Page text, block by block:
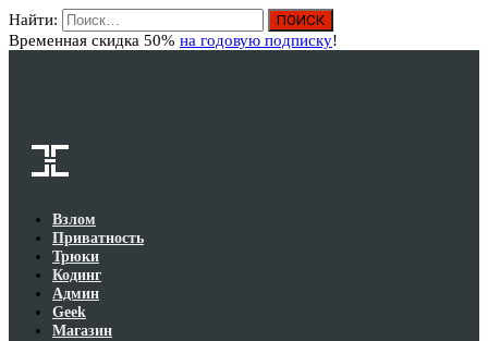
Найти:
Временная скидка 50% на годовую подписку!
Взлом
Приватность
Трюки
Кодинг
Админ
Geek
Магазин